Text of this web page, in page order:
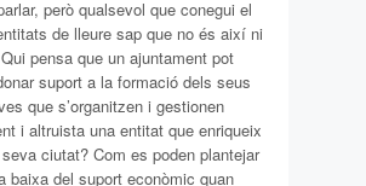
però qualsevol que conegui el
de lleure sap que no és així ni
pensa que un ajuntament pot
suport a la formació dels seus
que s’organitzen i gestionen
i altruista una entitat que enriqueix
ciutat? Com es poden plantejar
baixa del suport econòmic quan